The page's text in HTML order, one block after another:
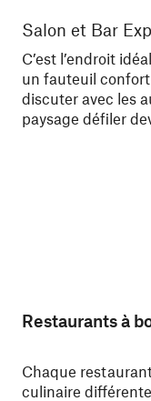
Salon et Bar
C’est l’endroit
un fauteuil
discuter avec les
paysage défiler
Restaurants à
Chaque
culinaire